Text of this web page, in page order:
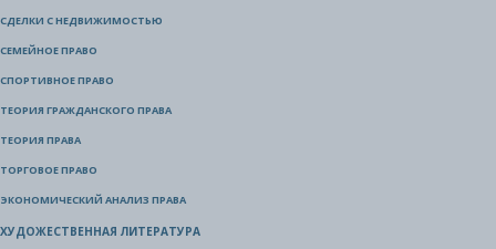
СДЕЛКИ С НЕДВИЖИМОСТЬЮ
СЕМЕЙНОЕ ПРАВО
СПОРТИВНОЕ ПРАВО
ТЕОРИЯ ГРАЖДАНСКОГО ПРАВА
ТЕОРИЯ ПРАВА
ТОРГОВОЕ ПРАВО
ЭКОНОМИЧЕСКИЙ АНАЛИЗ ПРАВА
ХУДОЖЕСТВЕННАЯ ЛИТЕРАТУРА